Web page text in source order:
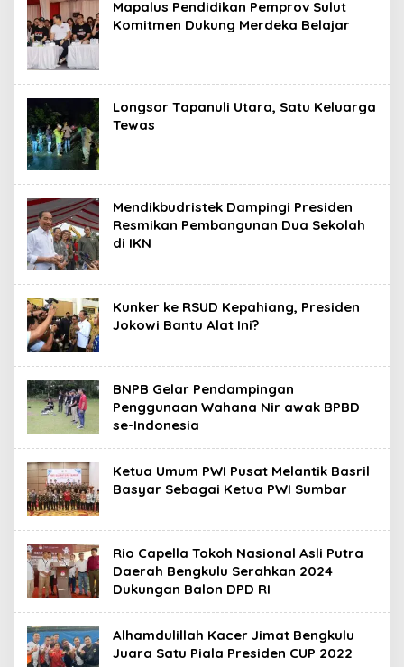
Mapalus Pendidikan Pemprov Sulut
Komitmen Dukung Merdeka Belajar
Longsor Tapanuli Utara, Satu Keluarga
Tewas
Mendikbudristek Dampingi Presiden
Resmikan Pembangunan Dua Sekolah
di IKN
Kunker ke RSUD Kepahiang, Presiden
Jokowi Bantu Alat Ini?
BNPB Gelar Pendampingan
Penggunaan Wahana Nir awak BPBD
se-Indonesia
Ketua Umum PWI Pusat Melantik Basril
Basyar Sebagai Ketua PWI Sumbar
Rio Capella Tokoh Nasional Asli Putra
Daerah Bengkulu Serahkan 2024
Dukungan Balon DPD RI
Alhamdulillah Kacer Jimat Bengkulu
Juara Satu Piala Presiden CUP 2022